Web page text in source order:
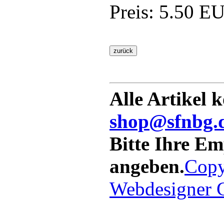
Preis: 5.50
Alle Artikel
Bitte Ihre
angeben.
Webdesigner